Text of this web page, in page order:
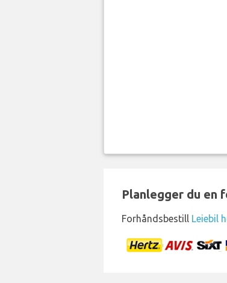
Planlegger du
Forhåndsbestill Leiebil